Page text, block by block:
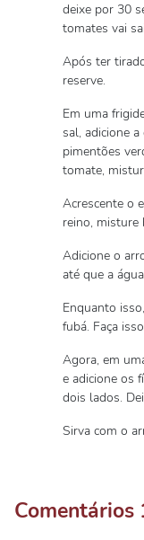
deixe por 30
tomates vai
Após ter
reserve.
Em uma
sal, adicione
pimentões
tomate,
Acrescente o
reino, misture
Adicione o
até que a
Enquanto
fubá. Faça
Agora, em
e adicione os
dois lados.
Sirva com o
Comentários